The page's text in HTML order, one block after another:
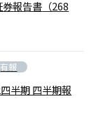
券報告書 （268
有報
半期 四半期報